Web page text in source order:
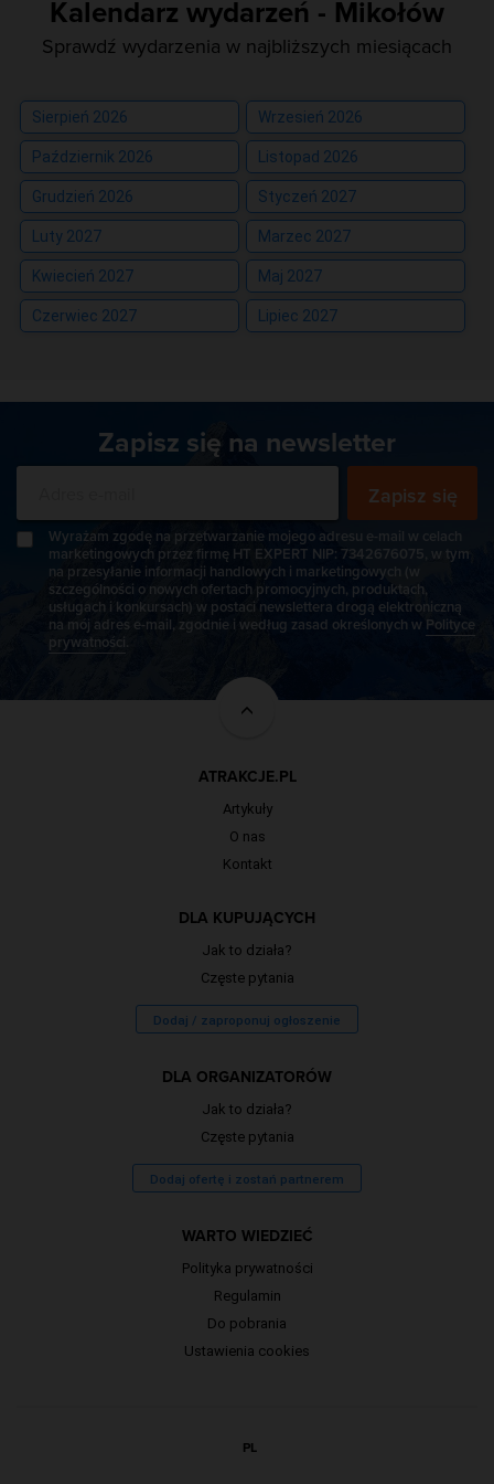
Kalendarz wydarzeń - Mikołów
Sprawdź wydarzenia w najbliższych miesiącach
Sierpień 2026 Wrzesień 2026
Październik 2026 Listopad 2026
Grudzień 2026 Styczeń 2027
Luty 2027 Marzec 2027
Kwiecień 2027 Maj 2027
Czerwiec 2027 Lipiec 2027
Zapisz się na newsletter
Zapisz się
Wyrażam zgodę na przetwarzanie mojego adresu e-mail w celach
marketingowych przez firmę HT EXPERT NIP: 7342676075, w tym
na przesyłanie informacji handlowych i marketingowych (w
szczególności o nowych ofertach promocyjnych, produktach,
usługach i konkursach) w postaci newslettera drogą elektroniczną
na mój adres e-mail, zgodnie i według zasad określonych w Polityce
prywatności.
ATRAKCJE.PL
Artykuły
O nas
Kontakt
DLA KUPUJĄCYCH
Jak to działa?
Częste pytania
Dodaj / zaproponuj ogłoszenie
DLA ORGANIZATORÓW
Jak to działa?
Częste pytania
Dodaj ofertę i zostań partnerem
WARTO WIEDZIEĆ
Polityka prywatności
Regulamin
Do pobrania
Ustawienia cookies
PL